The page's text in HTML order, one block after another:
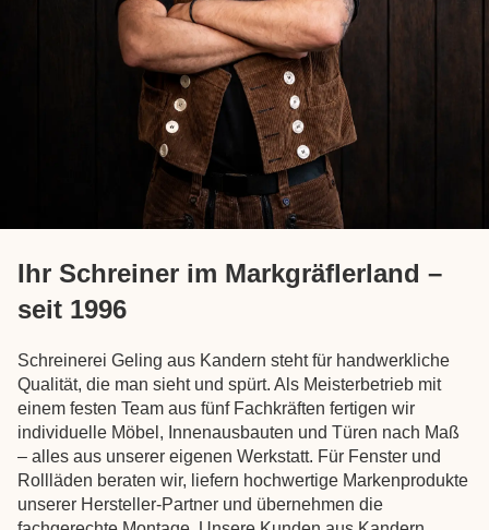
Ihr Schreiner im Markgräflerland –
seit 1996
Schreinerei Geling aus Kandern steht für handwerkliche
Qualität, die man sieht und spürt. Als Meisterbetrieb mit
einem festen Team aus fünf Fachkräften fertigen wir
individuelle Möbel, Innenausbauten und Türen nach Maß
– alles aus unserer eigenen Werkstatt. Für Fenster und
Rollläden beraten wir, liefern hochwertige Markenprodukte
unserer Hersteller-Partner und übernehmen die